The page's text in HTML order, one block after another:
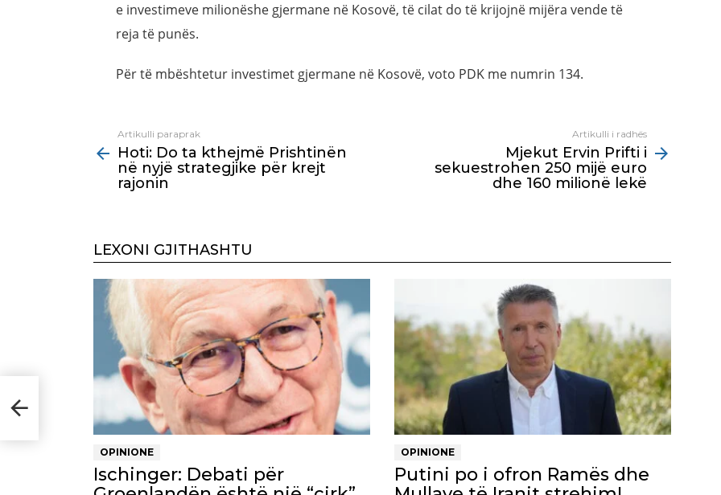
e investimeve milionëshe gjermane në Kosovë, të cilat do të krijojnë mijëra vende të
reja të punës.
Për të mbështetur investimet gjermane në Kosovë, voto PDK me numrin 134.
more
Artikulli paraprak
Hoti: Do ta kthejmë Prishtinën
në nyjë strategjike për krejt
rajonin
Artikulli i radhës
Mjekut Ervin Prifti i
sekuestrohen 250 mijë euro
dhe 160 milionë lekë
LEXONI GJITHASHTU
OPINIONE
Ischinger: Debati për
OPINIONE
Putini po i ofron Ramës dhe